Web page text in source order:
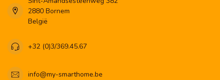
2880 Bornem
België
+32 (0)3/369.45.67
info@my-smarthome.be